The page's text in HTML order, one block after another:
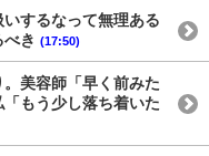
するなって無理ある
き (17:50)
美容師「早く前みた
もう少し落ち着いた